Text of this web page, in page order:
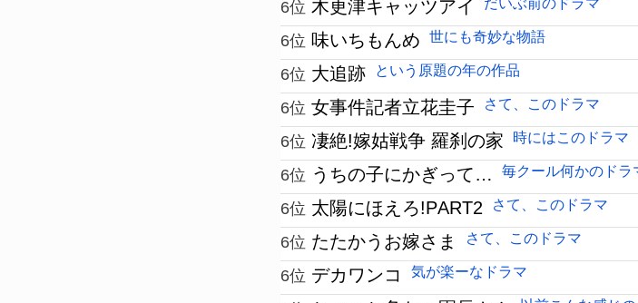
6位 木更津キャッツアイ だいぶ前のドラマ
6位 味いちもんめ 世にも奇妙な物語
6位 大追跡 という原題の年の作品
6位 女事件記者立花圭子 さて、このドラマ
6位 凄絶!嫁姑戦争 羅刹の家 時にはこのドラマ
6位 うちの子にかぎって… 毎クール何かのドラ
6位 太陽にほえろ!PART2 さて、このドラマ
6位 たたかうお嫁さま さて、このドラマ
6位 デカワンコ 気が楽ーなドラマ